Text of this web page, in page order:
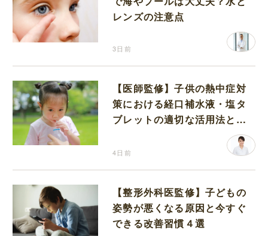
レンズの注意点
3日前
【医師監修】子供の熱中症対
策における経口補水液・塩タ
ブレットの適切な活用法と水
4日前
【整形外科医監修】子どもの
姿勢が悪くなる原因と今すぐ
できる改善習慣４選